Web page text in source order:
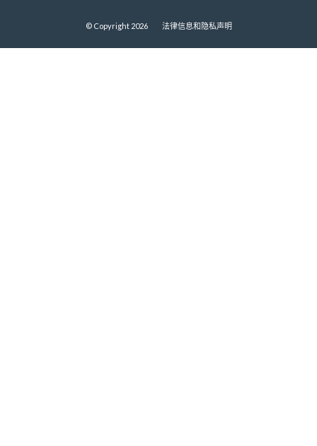
© Copyright 2026 法律信息和隐私声明